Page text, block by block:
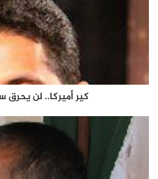
كير أميركا.. لن يحرق